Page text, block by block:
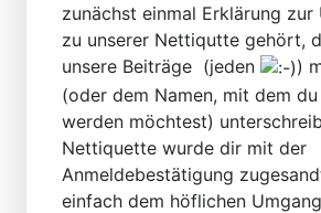
zunächst einmal Erklärung
zu unserer Nettiqutte gehört,
unsere Beiträge (jeden
)
(oder dem Namen, mit dem
werden möchtest)
Nettiquette wurde dir mit der
Anmeldebestätigung
einfach dem höflichen